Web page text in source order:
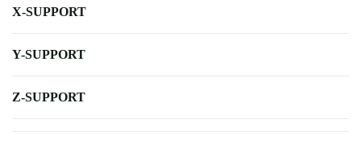
X-SUPPORT
Y-SUPPORT
Z-SUPPORT